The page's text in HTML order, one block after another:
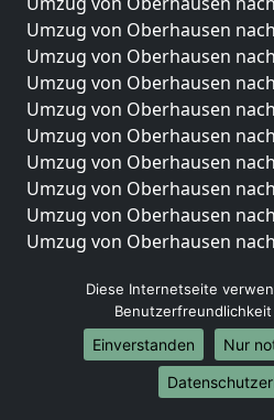
Umzug von Oberhausen
Umzug von Oberhausen
Umzug von Oberhausen
Umzug von Oberhausen
Umzug von Oberhausen
Umzug von Oberhausen
Umzug von Oberhausen
Umzug von Oberhausen
Umzug von Oberhausen
Umzüge-
Umzug von Oberhausen
Umzug von Oberhausen
Umzug von Oberhausen
Umzug von Oberhausen
Diese Internetseite
Einverstanden
Nur